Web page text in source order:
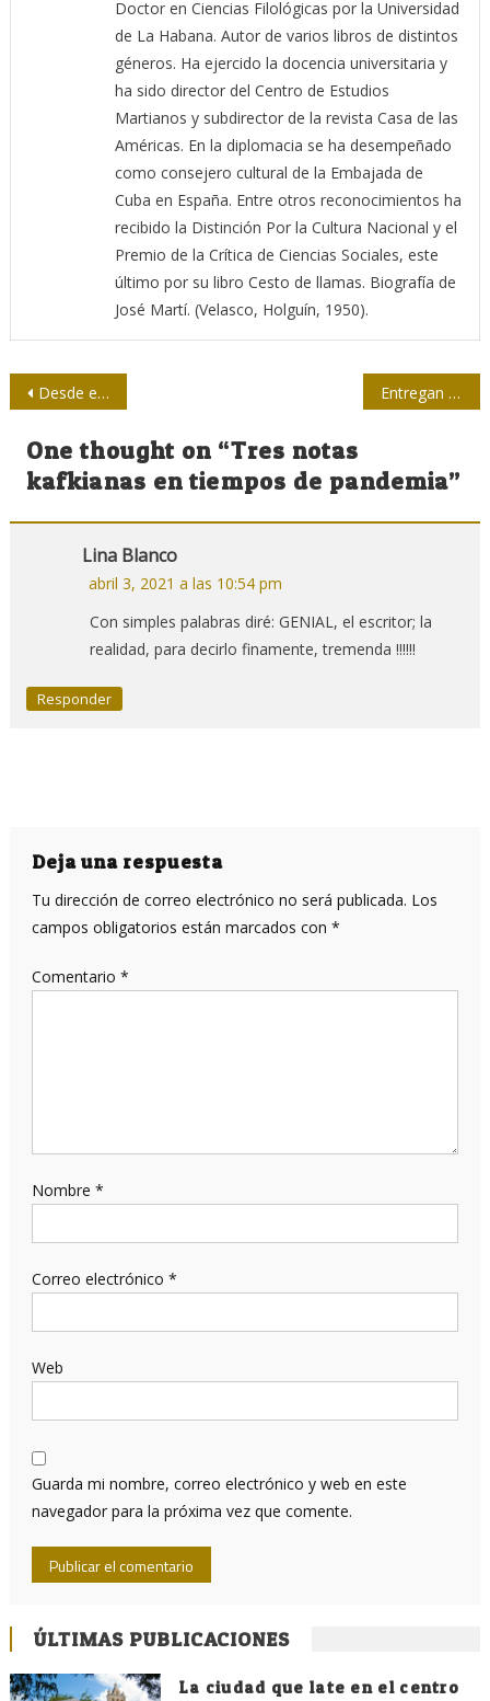
Doctor en Ciencias Filológicas por la Universidad
de La Habana. Autor de varios libros de distintos
géneros. Ha ejercido la docencia universitaria y
ha sido director del Centro de Estudios
Martianos y subdirector de la revista Casa de las
Américas. En la diplomacia se ha desempeñado
como consejero cultural de la Embajada de
Cuba en España. Entre otros reconocimientos ha
recibido la Distinción Por la Cultura Nacional y el
Premio de la Crítica de Ciencias Sociales, este
último por su libro Cesto de llamas. Biografía de
José Martí. (Velasco, Holguín, 1950).
Navegación
de
entradas
Desde el lunes en Cuba segunda etapa de la fase III de Soberana 02 Entregan Bandera de Honor de la UJC al semanario Adelante
One thought on “Tres notas
kafkianas en tiempos de pandemia”
Lina Blanco
abril 3, 2021 a las 10:54 pm
Con simples palabras diré: GENIAL, el escritor; la
realidad, para decirlo finamente, tremenda !!!!!!
Responder
Deja una respuesta
Tu dirección de correo electrónico no será publicada. Los
campos obligatorios están marcados con *
Comentario *
Nombre *
Correo electrónico *
Web
Guarda mi nombre, correo electrónico y web en este
navegador para la próxima vez que comente.
ÚLTIMAS PUBLICACIONES
La ciudad que late en el centro